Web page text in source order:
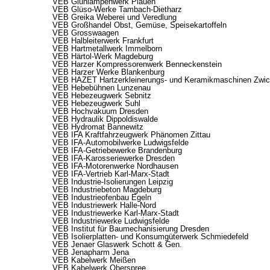
VEB Glüso-Werke Tambach-Dietharz
VEB Greika Weberei und Veredlung
VEB Großhandel Obst, Gemüse, Speisekartoffeln
VEB Grosswaagen
VEB Halbleiterwerk Frankfurt
VEB Hartmetallwerk Immelborn
VEB Härtol-Werk Magdeburg
VEB Harzer Kompressorenwerk Benneckenstein
VEB Harzer Werke Blankenburg
VEB HAZET Hartzerkleinerungs- und Keramikmaschinen
VEB Hebebühnen Lunzenau
VEB Hebezeugwerk Sebnitz
VEB Hebezeugwerk Suhl
VEB Hochvakuum Dresden
VEB Hydraulik Dippoldiswalde
VEB Hydromat Bannewitz
VEB IFA Kraftfahrzeugwerk Phänomen Zittau
VEB IFA-Automobilwerke Ludwigsfelde
VEB IFA-Getriebewerke Brandenburg
VEB IFA-Karosseriewerke Dresden
VEB IFA-Motorenwerke Nordhausen
VEB IFA-Vertrieb Karl-Marx-Stadt
VEB Industrie-Isolierungen Leipzig
VEB Industriebeton Magdeburg
VEB Industrieofenbau Egeln
VEB Industriewerk Halle-Nord
VEB Industriewerke Karl-Marx-Stadt
VEB Industriewerke Ludwigsfelde
VEB Institut für Baumechanisierung Dresden
VEB Isolierplatten- und Konsumgüterwerk Schmiedefeld
VEB Jenaer Glaswerk Schott & Gen.
VEB Jenapharm Jena
VEB Kabelwerk Meißen
VEB Kabelwerk Oberspree